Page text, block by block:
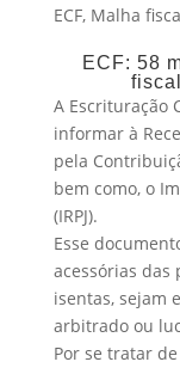
ECF, Malha
ECF: 58
A Escrituração
informar à
pela
bem como, o
(IRPJ).
Esse
acessórias das
isentas, sejam
arbitrado ou
Por se tratar